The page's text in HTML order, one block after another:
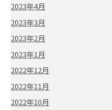
2023年4月
2023年3月
2023年2月
2023年1月
2022年12月
2022年11月
2022年10月